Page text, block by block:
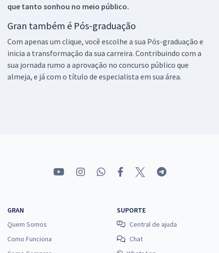
que tanto sonhou no meio público.
Gran também é Pós-graduação
Com apenas um clique, você escolhe a sua Pós-graduação e
inicia a transformação da sua carreira. Contribuindo com a
sua jornada rumo a aprovação no concurso público que
almeja, e já com o título de especialista em sua área.
GRAN
Quem Somos
Como Funciona
SUPORTE
Central de ajuda
Chat